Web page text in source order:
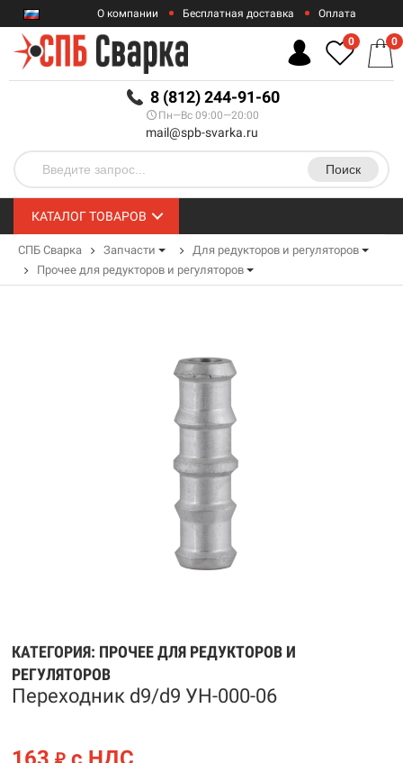
RUB
О компании Бесплатная доставка Оплата
Гарантии
8 (812) 244-91-60
Пн—Вс 09:00—20:00
mail@spb-svarka.ru
Поиск
0 0
КАТАЛОГ ТОВАРОВ
СПБ Сварка Запчасти
Для редукторов и регуляторов
Прочее для редукторов и регуляторов
КАТЕГОРИЯ: ПРОЧЕЕ ДЛЯ РЕДУКТОРОВ И
РЕГУЛЯТОРОВ
Переходник d9/d9 УН-000-06
₽